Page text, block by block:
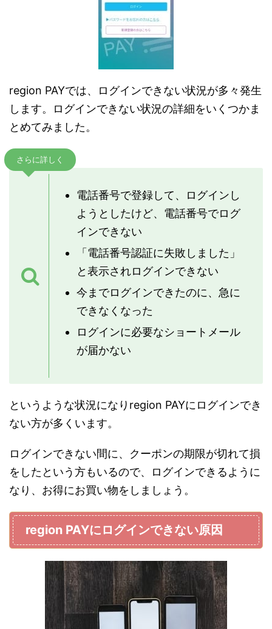
region PAYでは、ログインできない状況が多々発生
します。ログインできない状況の詳細をいくつかま
とめてみました。
さらに詳しく
電話番号で登録して、ログインし
ようとしたけど、電話番号でログ
インできない
「電話番号認証に失敗しました」
と表示されログインできない
今までログインできたのに、急に
できなくなった
ログインに必要なショートメール
が届かない
というような状況になりregion PAYにログインでき
ない方が多くいます。
ログインできない間に、クーポンの期限が切れて損
をしたという方もいるので、ログインできるように
なり、お得にお買い物をしましょう。
region PAYにログインできない原因